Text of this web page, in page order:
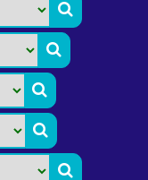




